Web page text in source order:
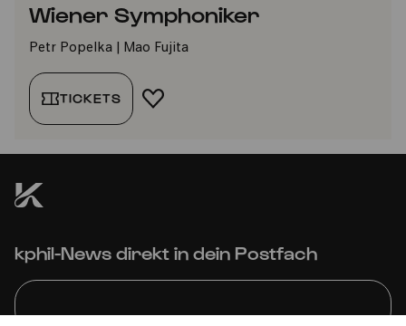
Wiener Symphoniker
Petr Popelka | Mao Fujita
TICKETS FAVORIT HINZUFÜGEN
kphil-News direkt in dein Postfach